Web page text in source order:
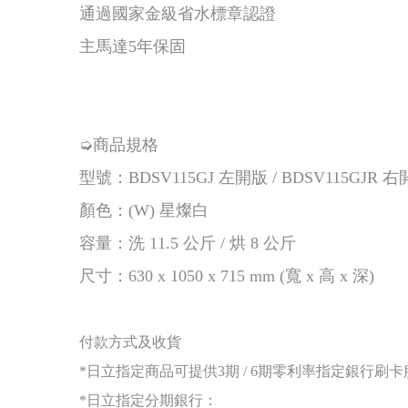
通過國家金級省水標章認證
主馬達5年保固
➭商品規格
型號：BDSV115GJ 左開版 / BDSV115GJR 右
顏色：(W) 星燦白
容量：洗 11.5 公斤 / 烘 8 公斤
尺寸：630 x 1050 x 715 mm (寬 x 高 x 深)
付款方式及收貨
*日立指定商品可提供3期 / 6期零利率指定銀行刷卡
*日立指定分期銀行：